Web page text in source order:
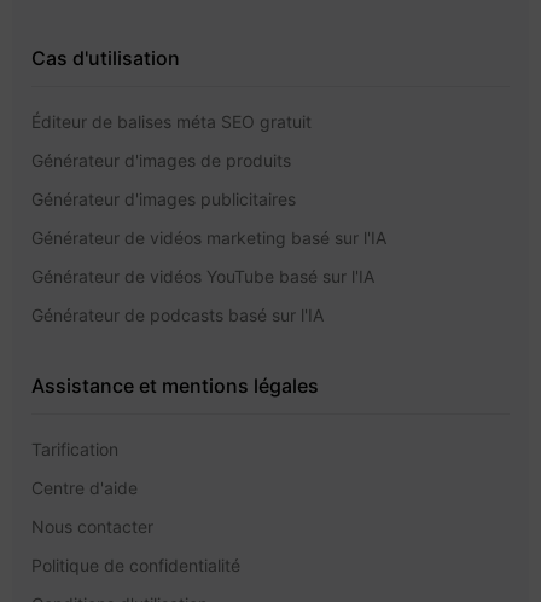
Cas d'utilisation
Éditeur de balises méta SEO gratuit
Générateur d'images de produits
Générateur d'images publicitaires
Générateur de vidéos marketing basé sur l'IA
Générateur de vidéos YouTube basé sur l'IA
Générateur de podcasts basé sur l'IA
Assistance et mentions légales
Tarification
Centre d'aide
Nous contacter
Politique de confidentialité